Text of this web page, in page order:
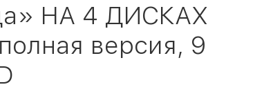
НА 4 ДИСКАХ
версия, 9